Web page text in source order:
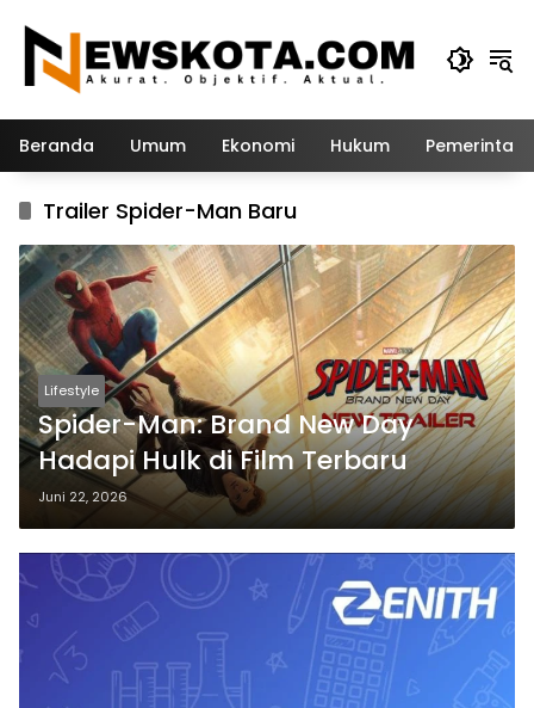
konten
Beranda Umum Ekonomi Hukum
Trailer Spider-Man Baru
Lifestyle
Spider-Man: Brand New Day
Hadapi Hulk di Film Terbaru
Juni 22, 2026